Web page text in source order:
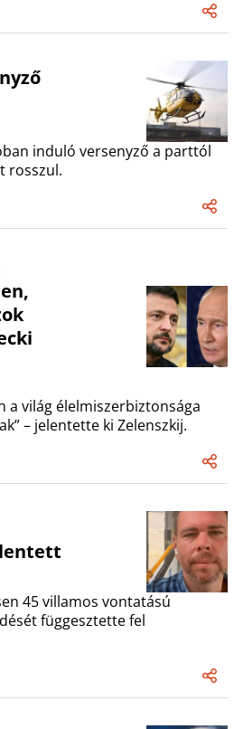
induló versenyző a parttól
rosszul.
a világ élelmiszerbiztonsága
– jelentette ki Zelenszkij.
45 villamos vontatású
függesztette fel